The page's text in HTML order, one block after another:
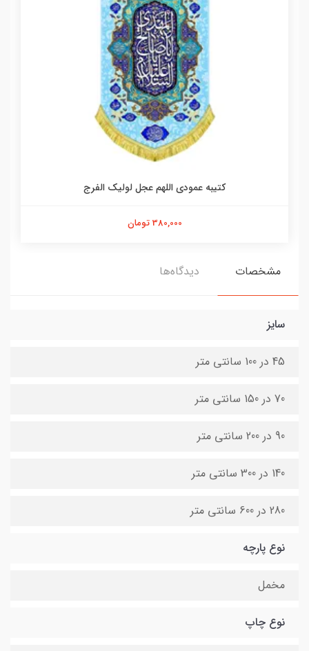
کتیبه عمودی اللهم عجل لولیک الفرج
380,000 تومان
مشخصات دیدگاه‌ها
سایز
45 در 100 سانتی متر
70 در 150 سانتی متر
90 در 200 سانتی متر
140 در 300 سانتی متر
280 در 600 سانتی متر
نوع پارچه
مخمل
نوع چاپ